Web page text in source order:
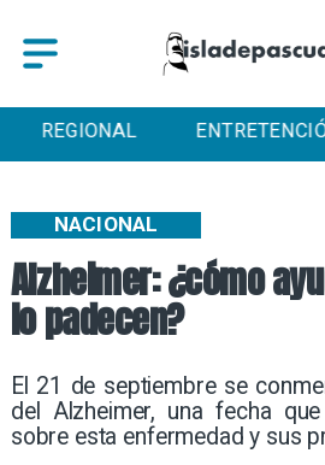
ENTRETENCIÓN DEPORTES
Alzheimer: ¿cómo
lo padecen?
El 21 de septiembre se
del Alzheimer, una fecha
sobre esta enfermedad y sus
NACIONAL